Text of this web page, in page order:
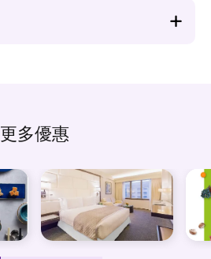
更多優惠
图
像
日租客房优惠